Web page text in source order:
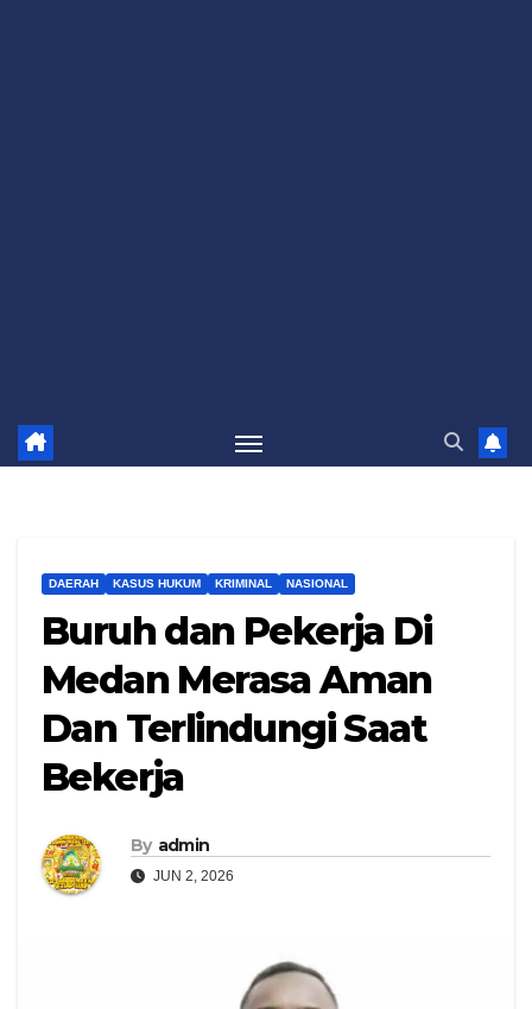
DAERAH KASUS HUKUM KRIMINAL NASIONAL
Buruh dan Pekerja Di
Medan Merasa Aman
Dan Terlindungi Saat
Bekerja
By admin
JUN 2, 2026